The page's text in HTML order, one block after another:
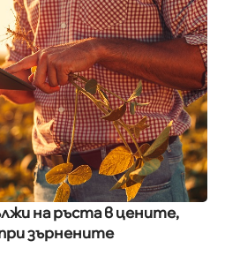
на ръста в цените,
зърнените